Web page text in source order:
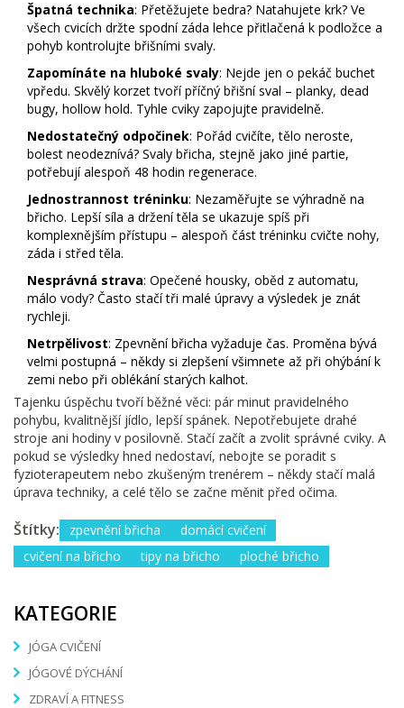
Špatná technika: Přetěžujete bedra? Natahujete krk? Ve
všech cvicích držte spodní záda lehce přitlačená k podložce a
pohyb kontrolujte břišními svaly.
Zapomínáte na hluboké svaly: Nejde jen o pekáč buchet
vpředu. Skvělý korzet tvoří příčný břišní sval – planky, dead
bugy, hollow hold. Tyhle cviky zapojujte pravidelně.
Nedostatečný odpočinek: Pořád cvičíte, tělo neroste,
bolest neodeznívá? Svaly břicha, stejně jako jiné partie,
potřebují alespoň 48 hodin regenerace.
Jednostrannost tréninku: Nezaměřujte se výhradně na
břicho. Lepší síla a držení těla se ukazuje spíš při
komplexnějším přístupu – alespoň část tréninku cvičte nohy,
záda i střed těla.
Nesprávná strava: Opečené housky, oběd z automatu,
málo vody? Často stačí tři malé úpravy a výsledek je znát
rychleji.
Netrpělivost: Zpevnění břicha vyžaduje čas. Proměna bývá
velmi postupná – někdy si zlepšení všimnete až při ohýbání k
zemi nebo při oblékání starých kalhot.
Tajenku úspěchu tvoří běžné věci: pár minut pravidelného
pohybu, kvalitnější jídlo, lepší spánek. Nepotřebujete drahé
stroje ani hodiny v posilovně. Stačí začít a zvolit správné cviky. A
pokud se výsledky hned nedostaví, nebojte se poradit s
fyzioterapeutem nebo zkušeným trenérem – někdy stačí malá
úprava techniky, a celé tělo se začne měnit před očima.
Štítky: zpevnění břicha
domácí cvičení
cvičení na břicho
tipy na břicho ploché břicho
KATEGORIE
JÓGA CVIČENÍ
JÓGOVÉ DÝCHÁNÍ
ZDRAVÍ A FITNESS